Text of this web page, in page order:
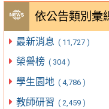
依公告類別彙
最新消息 ( 11,727 )
榮譽榜 ( 304 )
學生園地 ( 4,786 )
教師研習 ( 2,459 )